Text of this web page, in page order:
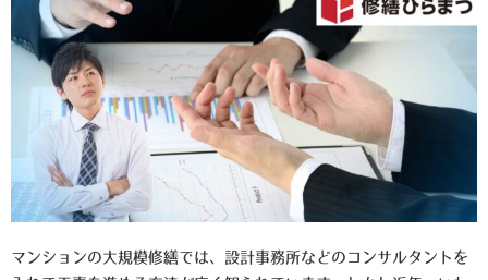
マンションの大規模修繕では、設計事務所などのコンサルタントを